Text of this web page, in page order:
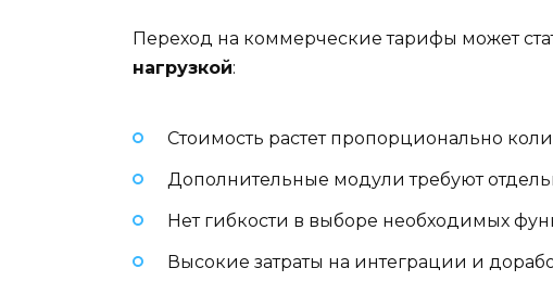
Переход на коммерческие тарифы может
нагрузкой:
Стоимость растет пропорционально
Дополнительные модули требуют
Нет гибкости в выборе необходимых
Высокие затраты на интеграции и